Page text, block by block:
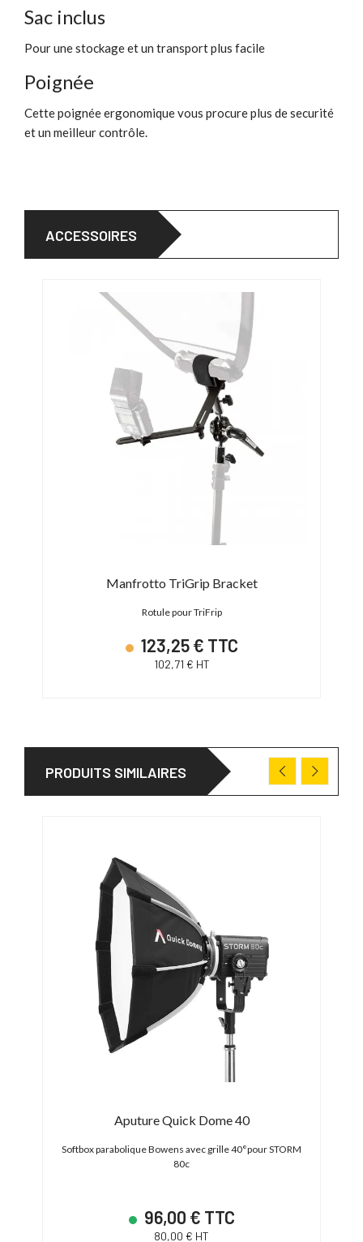
Sac inclus
Pour une stockage et un transport plus facile
Poignée
Cette poignée ergonomique vous procure plus de securité
et un meilleur contrôle.
ACCESSOIRES
Manfrotto TriGrip Bracket
Rotule pour TriFrip
123,25 € TTC
102,71 € HT
PRODUITS SIMILAIRES
Aputure Quick Dome 40
Softbox parabolique Bowens avec grille 40°pour STORM
80c
96,00 € TTC
80,00 € HT